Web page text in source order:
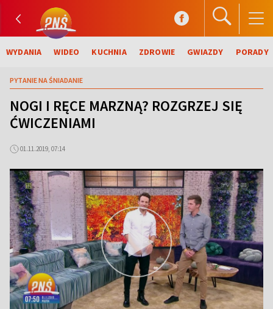
WYDANIA WIDEO KUCHNIA ZDROWIE GWIAZDY PORADY
PYTANIE NA ŚNIADANIE
NOGI I RĘCE MARZNĄ? ROZGRZEJ SIĘ
ĆWICZENIAMI
01.11.2019, 07:14